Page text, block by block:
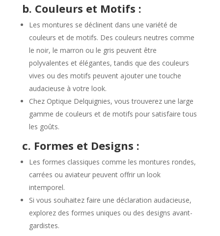
b. Couleurs et Motifs :
Les montures se déclinent dans une variété de
couleurs et de motifs. Des couleurs neutres comme
le noir, le marron ou le gris peuvent être
polyvalentes et élégantes, tandis que des couleurs
vives ou des motifs peuvent ajouter une touche
audacieuse à votre look.
Chez Optique Delquignies, vous trouverez une large
gamme de couleurs et de motifs pour satisfaire tous
les goûts.
c. Formes et Designs :
Les formes classiques comme les montures rondes,
carrées ou aviateur peuvent offrir un look
intemporel.
Si vous souhaitez faire une déclaration audacieuse,
explorez des formes uniques ou des designs avant-
gardistes.